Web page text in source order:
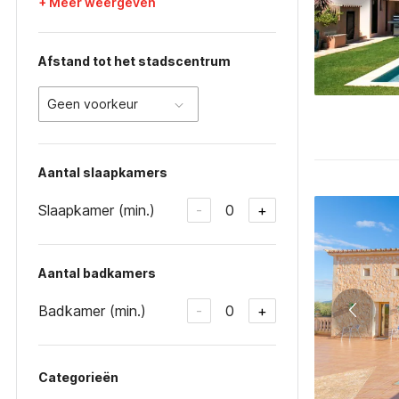
Afstand tot het stadscentrum
Geen voorkeur
Aantal slaapkamers
Slaapkamer (min.) - 0 +
Aantal badkamers
Badkamer (min.) - 0 +
Categorieën